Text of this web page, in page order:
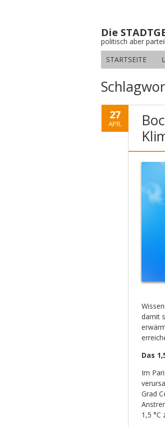
Die
politisch aber
STARTSEITE
27
APR.
damit
Das
Im
Grad
1,5 °C